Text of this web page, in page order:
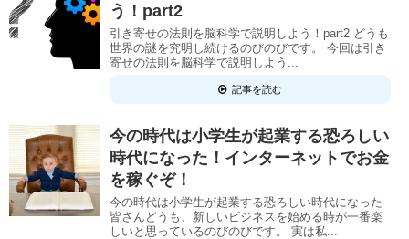
う！part2
引き寄せの法則を脳科学で説明しよう！part2 どうも
世界の謎を究明し続けるのびのびです。 今回は引き
寄せの法則を脳科学で説明しよう...
記事を読む
今の時代は小学生が起業する恐ろしい
時代になった！インターネットでお金
を稼ぐぞ！
今の時代は小学生が起業する恐ろしい時代になった
皆さんどうも、新しいビジネスを始める時が一番楽
しいと思っているのびのびです。 実は私...